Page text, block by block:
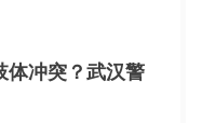
体冲突？武汉警